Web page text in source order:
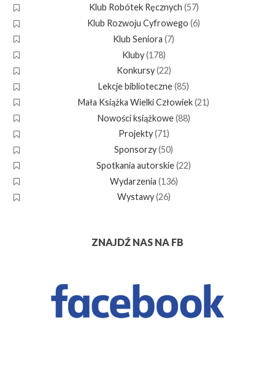
Klub Robótek Ręcznych (57)
Klub Rozwoju Cyfrowego (6)
Klub Seniora (7)
Kluby(178)
Konkursy(22)
Lekcje biblioteczne(85)
Mała Książka Wielki Człowiek(21)
Nowości książkowe(88)
Projekty(71)
Sponsorzy(50)
Spotkania autorskie(22)
Wydarzenia (136)
Wystawy(26)
ZNAJDŹ NAS NA FB